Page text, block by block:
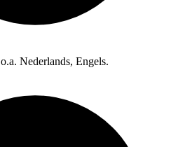
Nederlands, Engels.